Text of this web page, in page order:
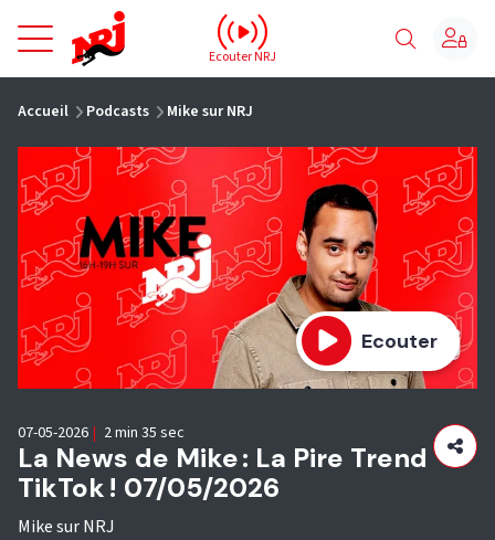
NRJ - Accueil
Ecouter NRJ
Accueil Podcasts Mike sur NRJ
Ecouter
La News de Mike : La Pire Trend
TikTok ! 07/05/2026
Mike sur NRJ
07-05-2026 | 2 min 35 sec